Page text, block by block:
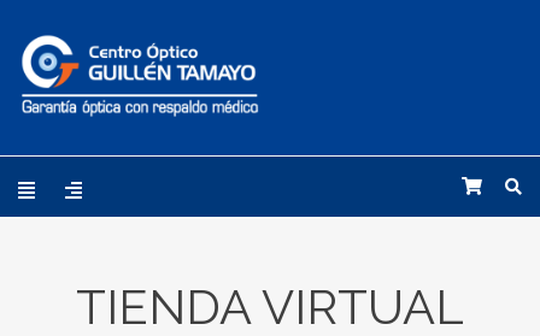
TIENDA VIRTUAL